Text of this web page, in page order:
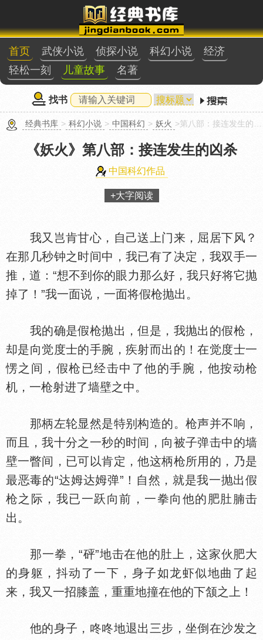
首页 武侠小说 侦探小说 科幻小说
经济
轻松一刻
儿童故事 名著
找书
经典书库 > 科幻小说 > 中国科幻 > 妖火 >第八部：接连发生的凶杀
《妖火》 第八部：接连发生的凶杀
中国科幻作品
+大字阅读
我又岂肯甘心，自己送上门来，屈居下风？
在那几秒钟之时间中，我已有了决定，我双手一
推，道：“想不到你的眼力那么好，我只好将它抛
掉了！”我一面说，一面将假枪抛出。
我的确是假枪抛出，但是，我抛出的假枪，
却是向觉度士的手腕，疾射而出的！在觉度士一
愣之间，假枪已经击中了他的手腕，他按动枪
机，一枪射进了墙壁之中。
那柄左轮显然是特别构造的。枪声并不响，
而且，我十分之一秒的时间，向被子弹击中的墙
壁一瞥间，已可以肯定，他这柄枪所用的，乃是
最恶毒的“达姆达姆弹”！自然，就是我一抛出假
枪之际，我已一跃向前，一拳向他的肥肚腩击
出。
那一拳，“砰”地击在他的肚上，这家伙肥大
的身躯，抖动了一下，身子如龙虾似地曲了起
来，我又一招膝盖，重重地撞在他的下颔之上！
他的身子，咚咚地退出三步，坐倒在沙发之